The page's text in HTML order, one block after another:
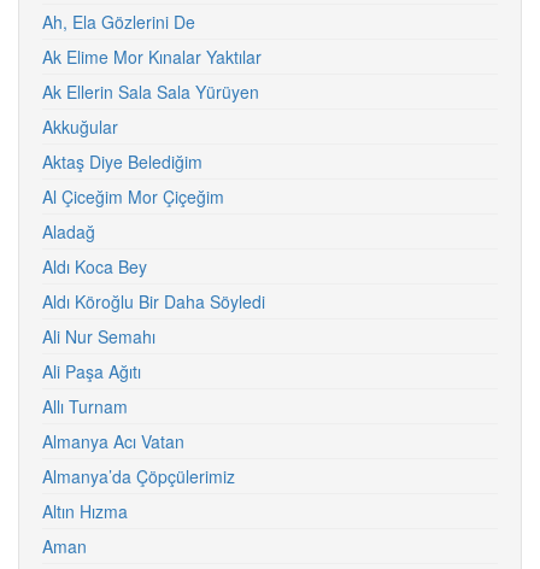
Ah, Ela Gözlerini De
Ak Elime Mor Kınalar Yaktılar
Ak Ellerin Sala Sala Yürüyen
Akkuğular
Aktaş Diye Belediğim
Al Çiceğim Mor Çiçeğim
Aladağ
Aldı Koca Bey
Aldı Köroğlu Bir Daha Söyledi
Ali Nur Semahı
Ali Paşa Ağıtı
Allı Turnam
Almanya Acı Vatan
Almanya’da Çöpçülerimiz
Altın Hızma
Aman